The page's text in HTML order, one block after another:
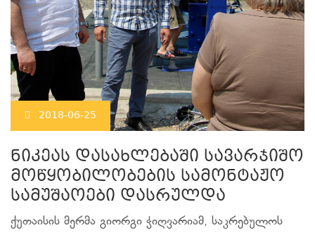
2018-06-25
ნიკეას დასახლებაში სავარჯიშო
მოწყობილობების სამონტაჟო
სამუშაოები დასრულდა
ქუთაისის მერმა გიორგი ჭიღვარიამ, საკრებულოს